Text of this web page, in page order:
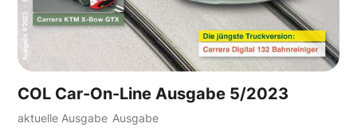
COL Car-On-Line Ausgabe 5/2023
aktuelle Ausgabe Ausgabe